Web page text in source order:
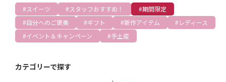
スイーツ スタッフおすすめ！
期間限定
自分へのご褒美
ギフト 新作アイテム
レディース
イベント＆キャンペーン
手土産
カテゴリーで探す